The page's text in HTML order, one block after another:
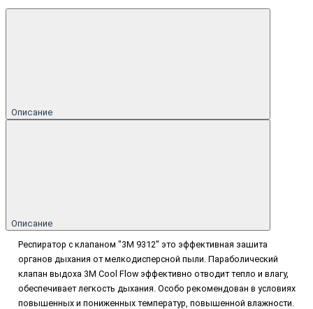
Описание
Описание
Респиратор с клапаном "3M 9312" это эффективная зашита
органов дыхания от мелкодисперсной пыли. Параболический
клапан выдоха 3M Cool Flow эффективно отводит тепло и влагу,
обеспечивает легкость дыхания. Особо рекомендован в условиях
повышенных и пониженных температур, повышенной влажности.